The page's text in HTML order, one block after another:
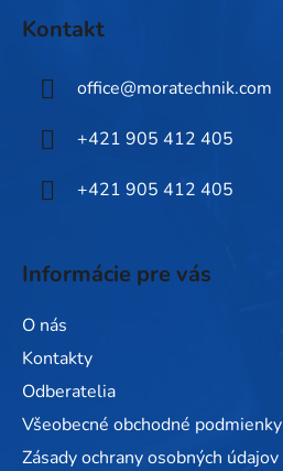
Kontakt
office@moratechnik.com
+421 905 412 405
+421 905 412 405
Informácie pre vás
O nás
Kontakty
Odberatelia
Všeobecné obchodné podmienky
Zásady ochrany osobných údajov